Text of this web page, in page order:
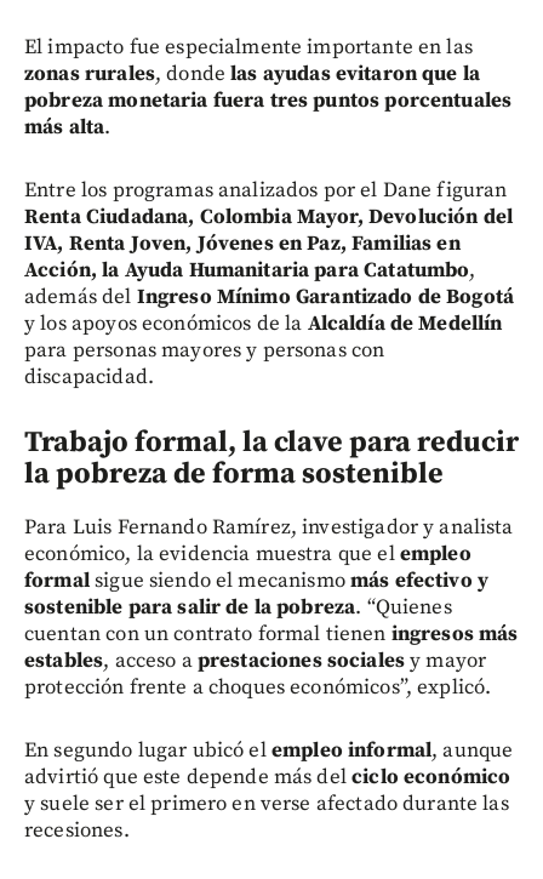
El impacto fue especialmente importante en las
zonas rurales, dondelas ayudas evitaron que la
pobreza monetaria fuera tres puntos porcentuales
más alta.
Entre los programas analizados por el Dane figuran
Renta Ciudadana, Colombia Mayor, Devolución del
IVA, Renta Joven, Jóvenes en Paz, Familias en
Acción, la Ayuda Humanitaria para Catatumbo,
además del Ingreso Mínimo Garantizado de Bogotá
y los apoyos económicos de la Alcaldía de Medellín
para personas mayores y personas con
discapacidad.
Trabajo formal, la clave para reducir
la pobreza de forma sostenible
Para Luis Fernando Ramírez, investigador y analista
económico, la evidencia muestra que elempleo
formalsigue siendo el mecanismomás efectivo y
sostenible para salir de la pobreza. “Quienes
cuentan con un contrato formal tienen ingresos más
estables, acceso aprestaciones socialesy mayor
protección frente a choques económicos”, explicó.
En segundo lugar ubicó elempleo informal, aunque
advirtió que este depende más delciclo económico
y suele ser el primero en verse afectado durante las
recesiones.